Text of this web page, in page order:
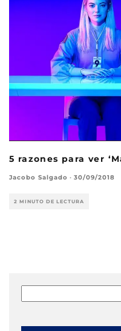
5 razones para ver
Jacobo Salgado · 30/09/2018
2 MINUTO DE LECTURA